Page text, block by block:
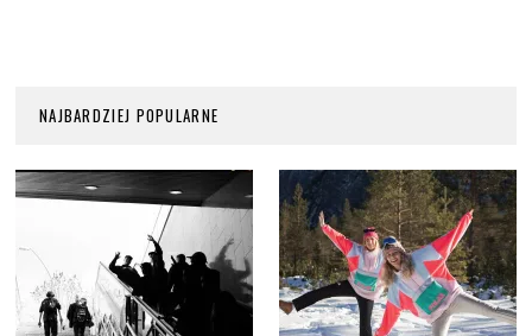
NAJBARDZIEJ POPULARNE